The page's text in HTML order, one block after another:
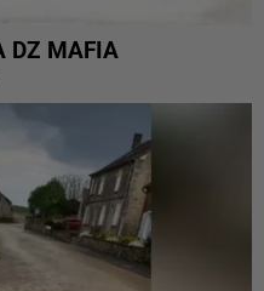
DZ MAFIA